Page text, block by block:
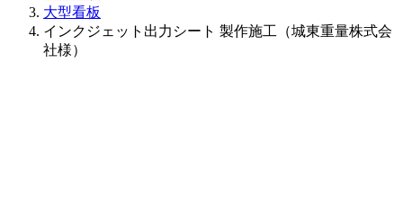
大型看板
インクジェット出力シート 製作施工（城東重量株式会
社様）